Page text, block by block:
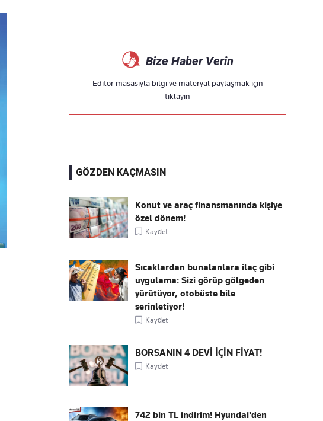
Bize Haber Verin
Editör masasıyla bilgi ve materyal paylaşmak için
tıklayın
GÖZDEN KAÇMASIN
Konut ve araç finansmanında kişiye
özel dönem!
Kaydet
Sıcaklardan bunalanlara ilaç gibi
uygulama: Sizi görüp gölgeden
yürütüyor, otobüste bile
serinletiyor!
Kaydet
BORSANIN 4 DEVİ İÇİN FİYAT!
Kaydet
742 bin TL indirim! Hyundai'den